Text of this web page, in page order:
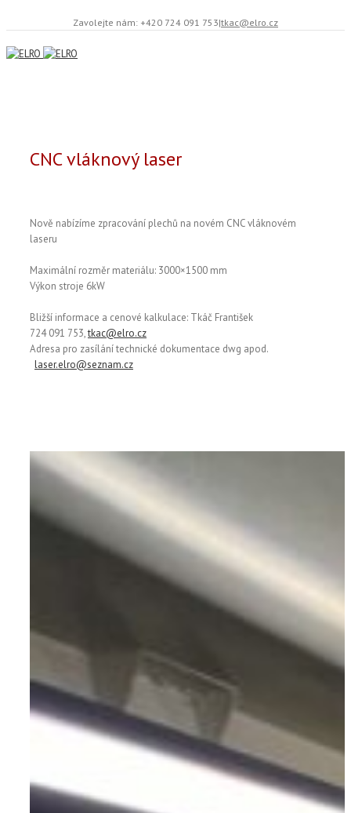
Zavolejte nám: +420 724 091 753|tkac@elro.cz
CNC vláknový laser
Nově nabízíme zpracování plechů na novém CNC vláknovém
laseru
Maximální rozměr materiálu: 3000×1500 mm
Výkon stroje 6kW
Bližší informace a cenové kalkulace: Tkáč František
724 091 753,tkac@elro.cz
Adresa pro zasílání technické dokumentace dwg apod.
laser.elro@seznam.cz